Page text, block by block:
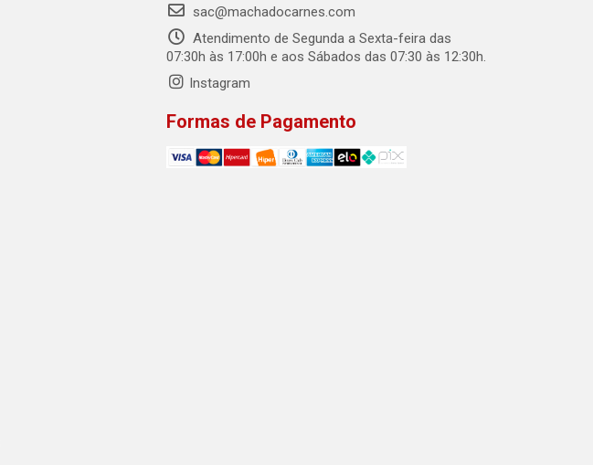
sac@machadocarnes.com
Atendimento de Segunda a Sexta-feira das
07:30h às 17:00h e aos Sábados das 07:30 às 12:30h.
Instagram
Formas de Pagamento